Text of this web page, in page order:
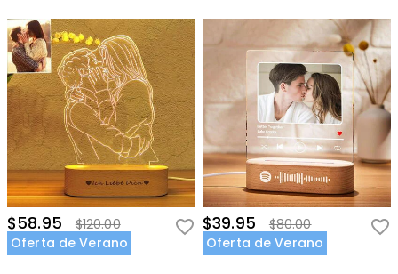
$58.95
$120.00
Oferta de Verano
$39.95
$80.00
Oferta de Verano